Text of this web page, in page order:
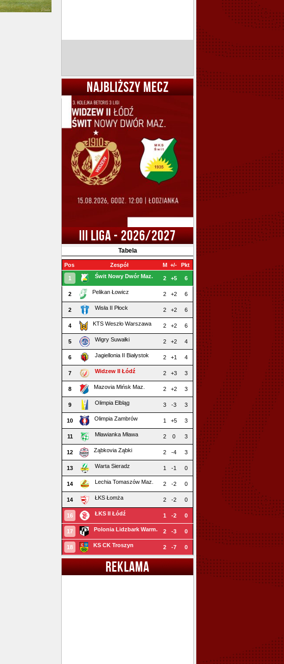
NAJBLIŻSZY MECZ
III LIGA - 2026/2027
Tabela
Pos Zespół M +/- Pkt
1 Świt Nowy Dwór Maz. 2 +5 6
2 Pelikan Łowicz 2 +2 6
2 Wisła II Płock 2 +2 6
4 KTS Weszło Warszawa 2 +2 6
5 Wigry Suwałki 2 +2 4
6 Jagiellonia II Białystok 2 +1 4
7 Widzew II Łódź 2 +3 3
8 Mazovia Mińsk Maz. 2 +2 3
9 Olimpia Elbląg 3 -3 3
10 Olimpia Zambrów 1 +5 3
11 Mławianka Mława 2 0 3
12 Ząbkovia Ząbki 2 -4 3
13 Warta Sieradz 1 -1 0
14 Lechia Tomaszów Maz. 2 -2 0
14 ŁKS Łomża 2 -2 0
16 ŁKS II Łódź 1 -2 0
17 Polonia Lidzbark Warm. 2 -3 0
18 KS CK Troszyn 2 -7 0
REKLAMA